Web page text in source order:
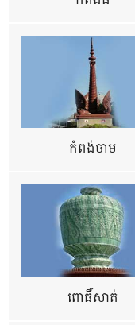
កំពង់ចាម
ពោធិ៍សាត់